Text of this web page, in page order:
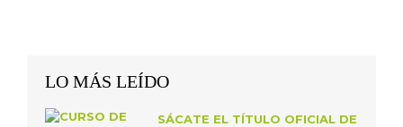
LO MÁS LEÍDO
SÁCATE EL TÍTULO OFICIAL DE